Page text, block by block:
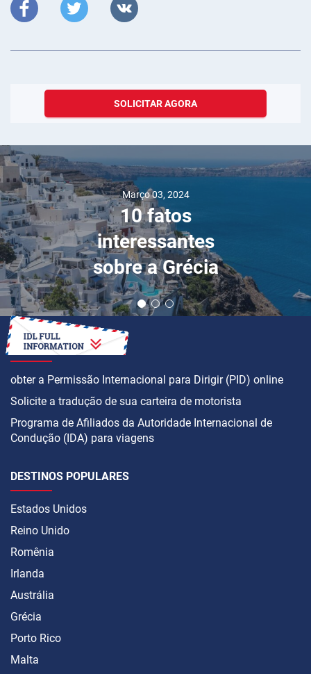
SOLICITAR AGORA
Março 03, 2024
10 fatos
interessantes
sobre a Grécia
COMO
obter a Permissão Internacional para Dirigir (PID) online
Solicite a tradução de sua carteira de motorista
Programa de Afiliados da Autoridade Internacional de
Condução (IDA) para viagens
DESTINOS POPULARES
Estados Unidos
Reino Unido
Romênia
Irlanda
Austrália
Grécia
Porto Rico
Malta